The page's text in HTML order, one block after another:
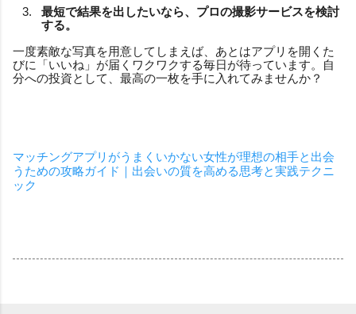
最短で結果を出したいなら、プロの撮影サービスを検討
する。
一度素敵な写真を用意してしまえば、あとはアプリを開くた
びに「いいね」が届くワクワクする毎日が待っています。自
分への投資として、最高の一枚を手に入れてみませんか？
マッチングアプリがうまくいかない女性が理想の相手と出会
うための攻略ガイド｜出会いの質を高める思考と実践テクニ
ック